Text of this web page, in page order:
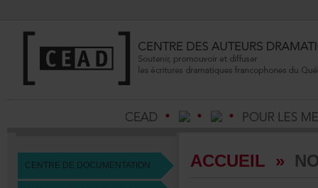
CENTREDEDOCUMENTATION ACCUEIL »